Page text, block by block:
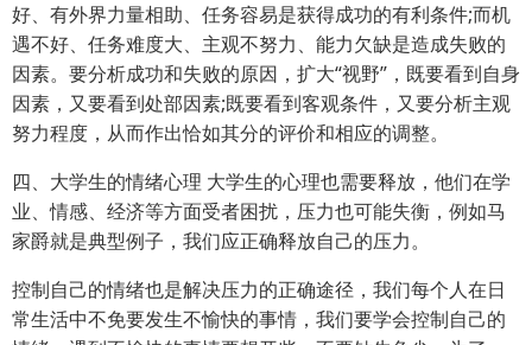
好、有外界力量相助、任务容易是获得成功的有利条件;而机
遇不好、任务难度大、主观不努力、能力欠缺是造成失败的
因素。要分析成功和失败的原因，扩大“视野”，既要看到自身
因素，又要看到处部因素;既要看到客观条件，又要分析主观
努力程度，从而作出恰如其分的评价和相应的调整。
四、大学生的情绪心理 大学生的心理也需要释放，他们在学
业、情感、经济等方面受者困扰，压力也可能失衡，例如马
家爵就是典型例子，我们应正确释放自己的压力。
控制自己的情绪也是解决压力的正确途径，我们每个人在日
常生活中不免要发生不愉快的事情，我们要学会控制自己的